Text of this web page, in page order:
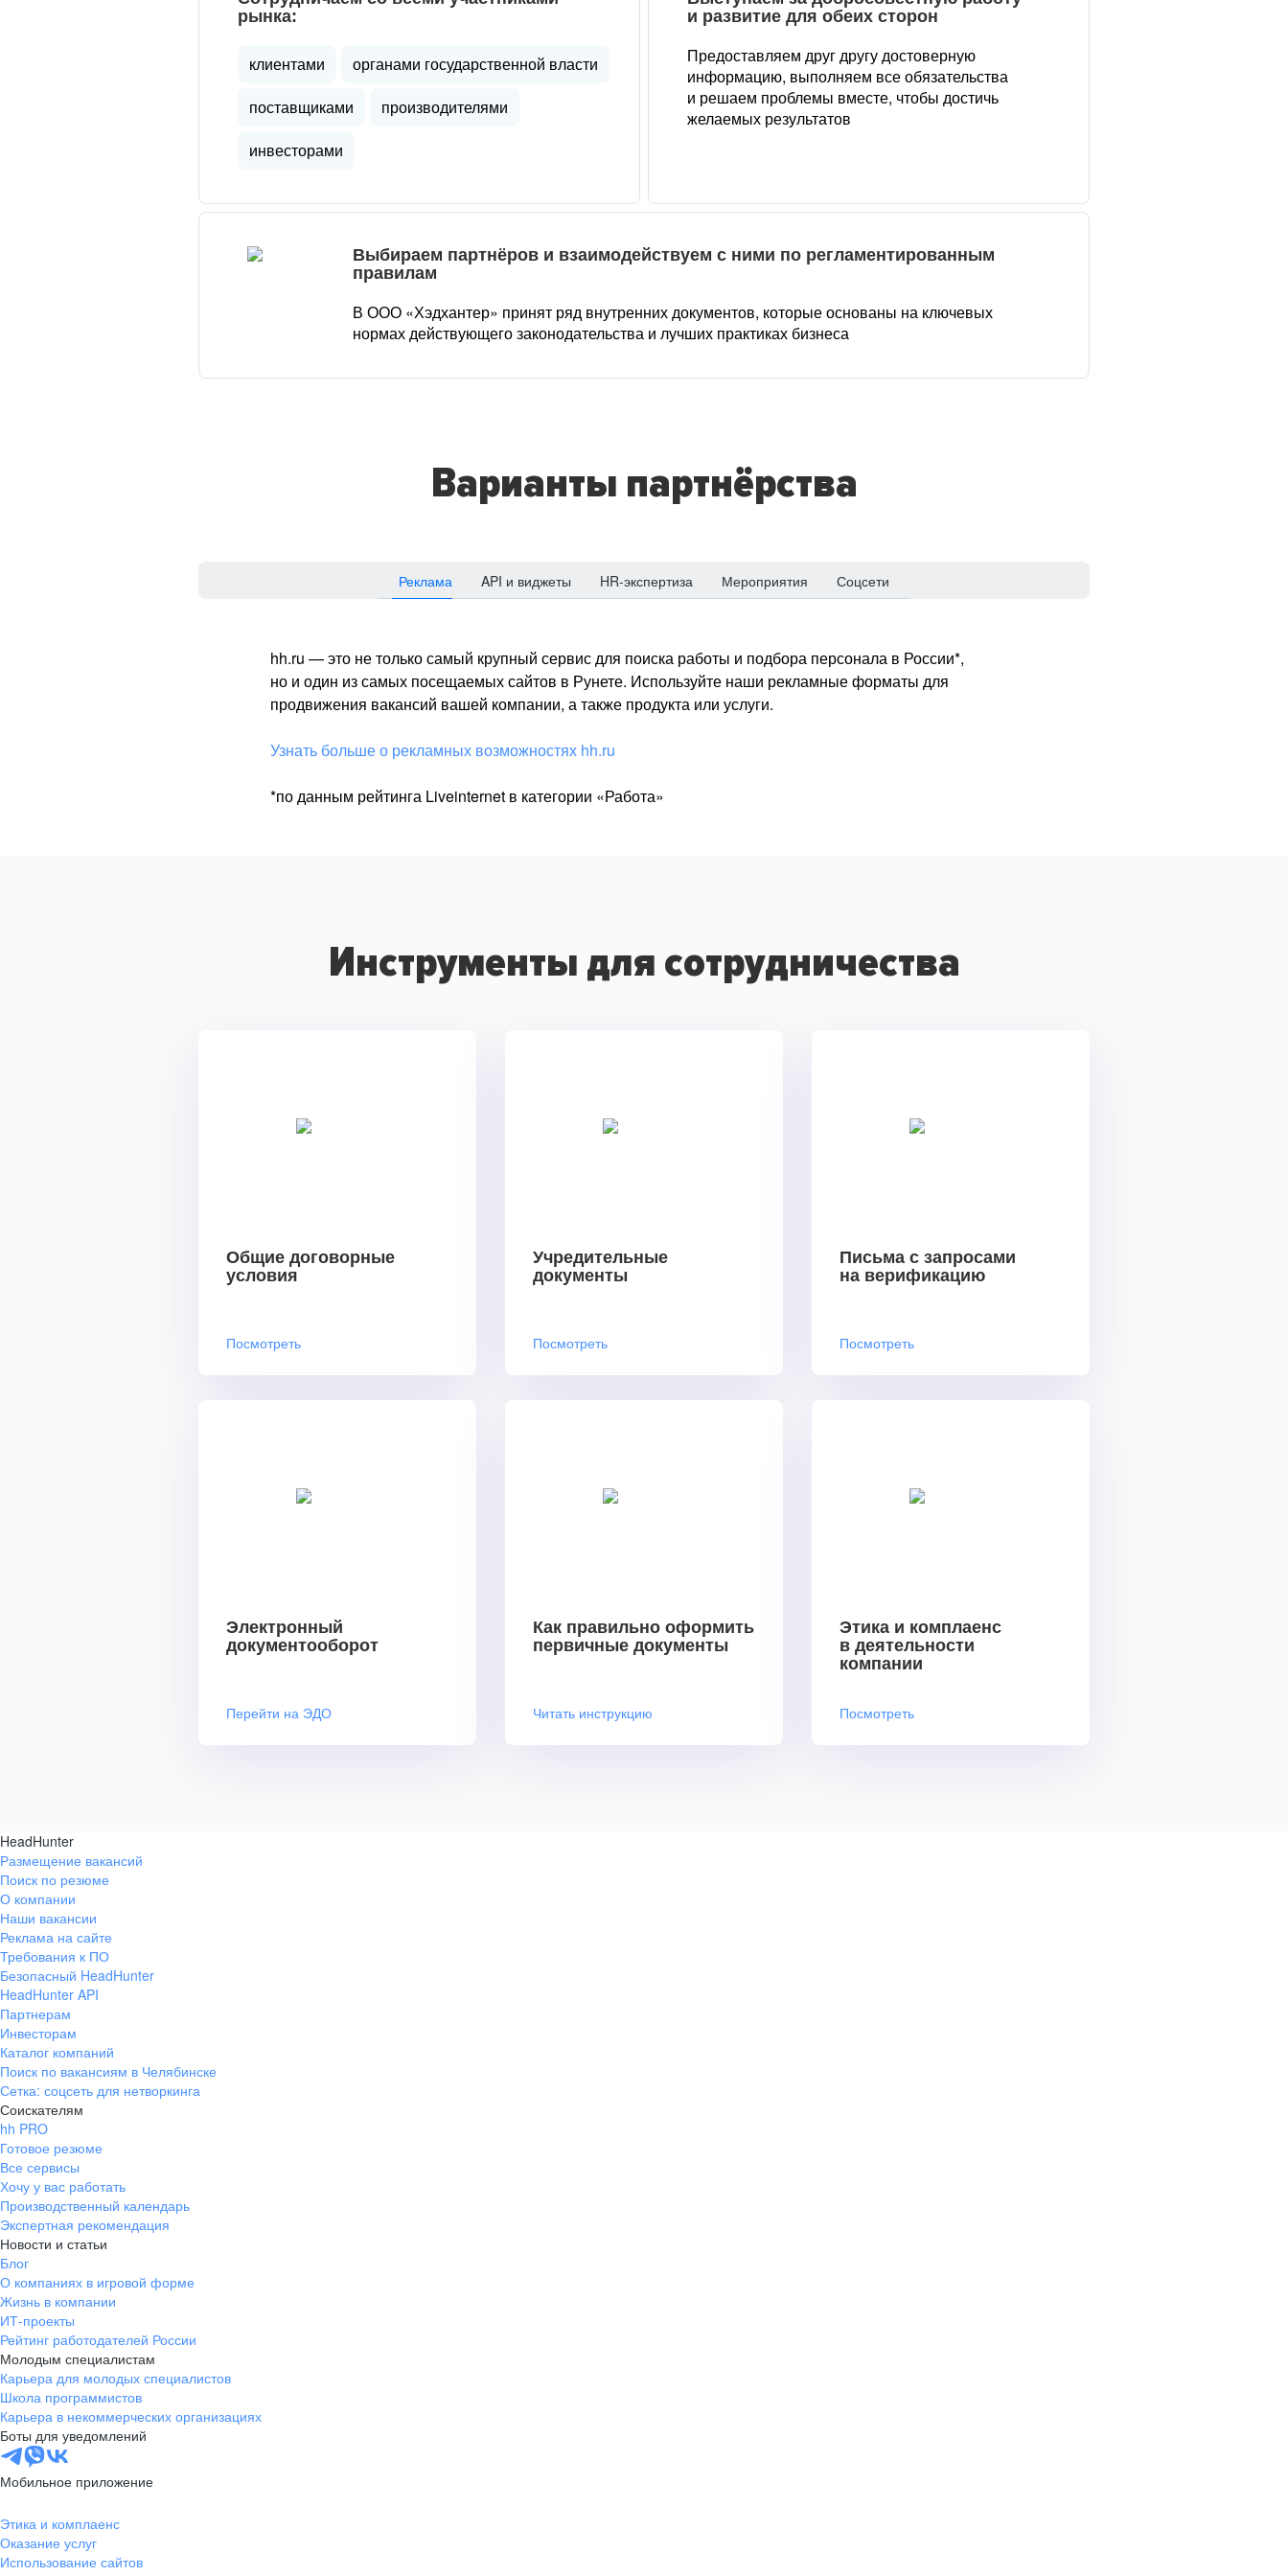
рынка:
клиентами
органами государственной власти
поставщиками
производителями
инвесторами
и развитие для обеих сторон
Предоставляем друг другу достоверную
информацию, выполняем все обязательства
и решаем проблемы вместе, чтобы достичь
желаемых результатов
Выбираем партнёров и взаимодействуем с ними по регламентированным
правилам
В ООО «Хэдхантер» принят ряд внутренних документов, которые основаны на ключевых
нормах действующего законодательства и лучших практиках бизнеса
Варианты партнёрства
Реклама API и виджеты HR-экспертиза Мероприятия Соцсети
hh.ru — это не только самый крупный сервис для поиска работы и подбора персонала в России*,
но и один из самых посещаемых сайтов в Рунете. Используйте наши рекламные форматы для
продвижения вакансий вашей компании, а также продукта или услуги.
Узнать больше о рекламных возможностях hh.ru
*по данным рейтинга Liveinternet в категории «Работа»
Инструменты для сотрудничества
Общие договорные
условия
Посмотреть
Учредительные
документы
Посмотреть
Письма с запросами
на верификацию
Посмотреть
Электронный
документооборот
Перейти на ЭДО
Как правильно оформить
первичные документы
Читать инструкцию
Этика и комплаенс
в деятельности
компании
Посмотреть
HeadHunter
Размещение вакансий
Поиск по резюме
О компании
Наши вакансии
Реклама на сайте
Требования к ПО
Безопасный HeadHunter
HeadHunter API
Партнерам
Инвесторам
Каталог компаний
Поиск по вакансиям в Челябинске
Сетка: соцсеть для нетворкинга
Соискателям
hh PRO
Готовое резюме
Все сервисы
Хочу у вас работать
Производственный календарь
Экспертная рекомендация
Новости и статьи
Блог
О компаниях в игровой форме
Жизнь в компании
ИТ-проекты
Рейтинг работодателей России
Молодым специалистам
Карьера для молодых специалистов
Школа программистов
Карьера в некоммерческих организациях
Боты для уведомлений
Мобильное приложение
Этика и комплаенс
Оказание услуг
Использование сайтов